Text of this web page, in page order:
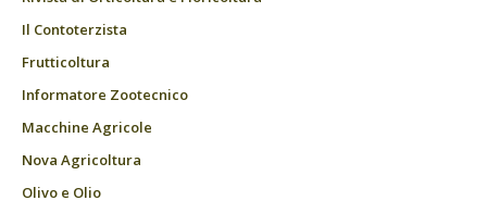
Il Contoterzista
Frutticoltura
Informatore Zootecnico
Macchine Agricole
Nova Agricoltura
Olivo e Olio